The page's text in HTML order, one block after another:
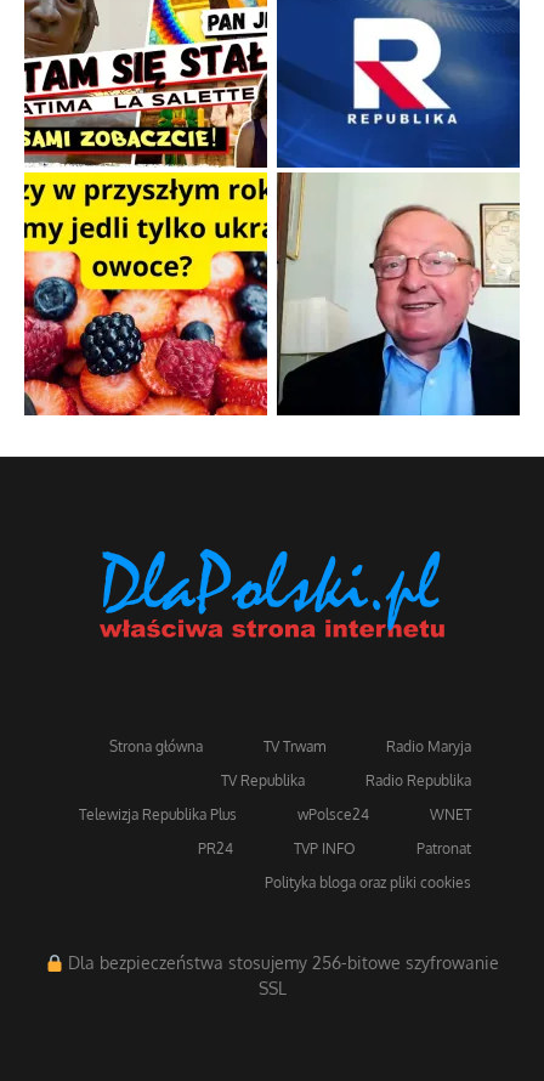
Strona główna TV Trwam
Radio Maryja
TV Republika
Radio Republika
Telewizja Republika Plus
wPolsce24
WNET
PR24
TVP INFO
Patronat
Polityka bloga oraz pliki cookies
Dla bezpieczeństwa stosujemy 256-bitowe szyfrowanie
SSL